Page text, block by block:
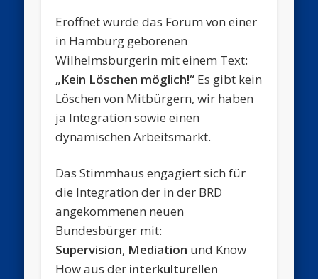
Eröffnet wurde das Forum von einer
in Hamburg geborenen
Wilhelmsburgerin mit einem Text:
„Kein Löschen möglich!“ Es gibt kein
Löschen von Mitbürgern, wir haben
ja Integration sowie einen
dynamischen Arbeitsmarkt.
Das Stimmhaus engagiert sich für
die Integration der in der BRD
angekommenen neuen
Bundesbürger mit:
Supervision, Mediation und Know
How aus der interkulturellen